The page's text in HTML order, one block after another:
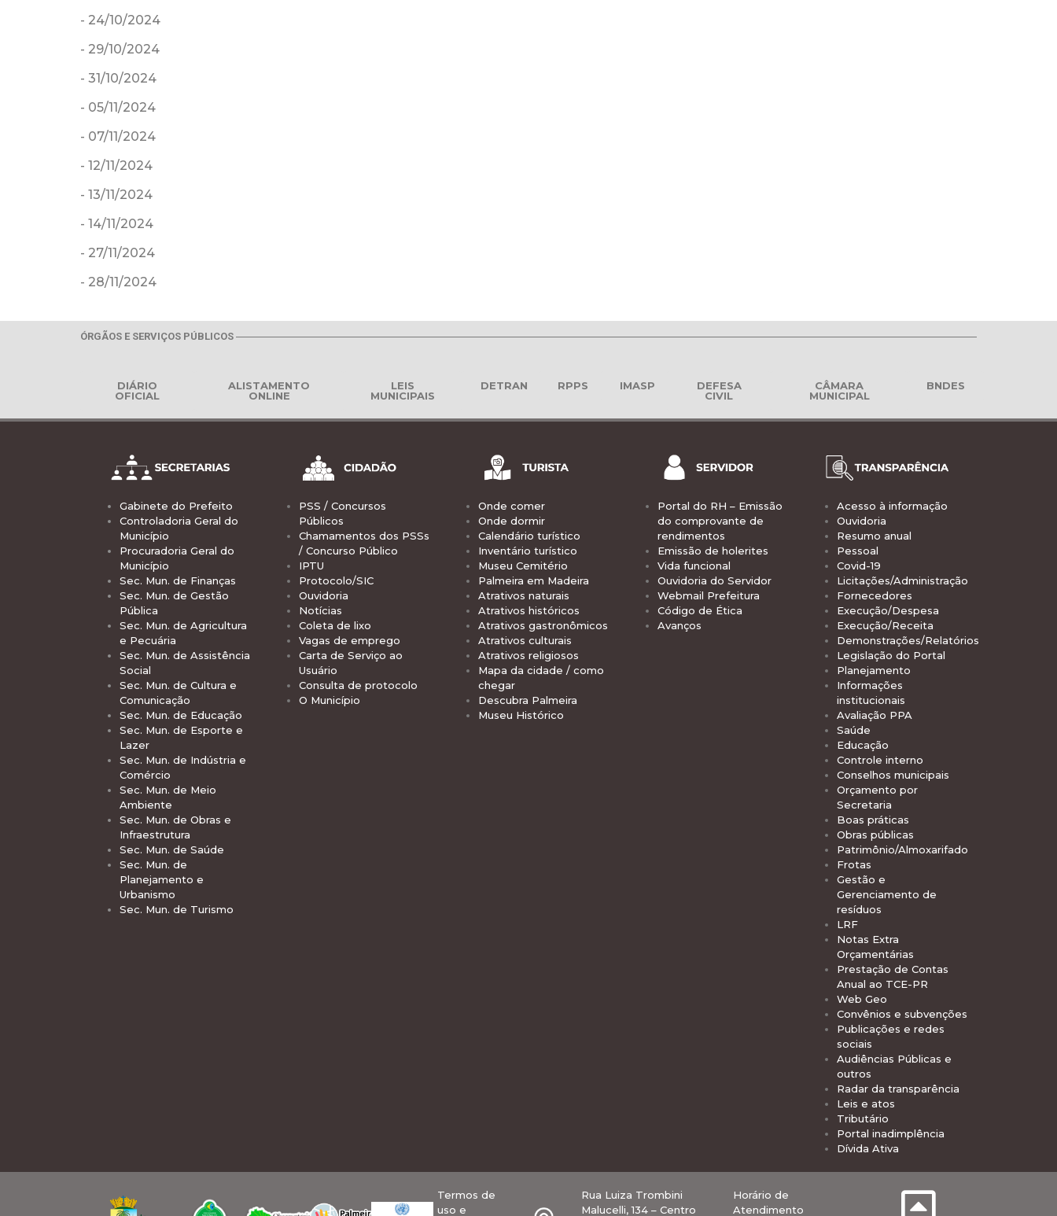
- 24/10/2024
- 29/10/2024
- 31/10/2024
- 05/11/2024
- 07/11/2024
- 12/11/2024
- 13/11/2024
- 14/11/2024
- 27/11/2024
- 28/11/2024
ÓRGÃOS E SERVIÇOS PÚBLICOS
DIÁRIO
OFICIAL
ALISTAMENTO
ONLINE
LEIS
MUNICIPAIS
DETRAN RPPS IMASP
DEFESA
CIVIL
CÂMARA
MUNICIPAL
BNDES
Gabinete do Prefeito
Controladoria Geral do
Município
Procuradoria Geral do
Município
Sec. Mun. de Finanças
Sec. Mun. de Gestão
Pública
Sec. Mun. de Agricultura
e Pecuária
Sec. Mun. de Assistência
Social
Sec. Mun. de Cultura e
Comunicação
Sec. Mun. de Educação
Sec. Mun. de Esporte e
Lazer
Sec. Mun. de Indústria e
Comércio
Sec. Mun. de Meio
Ambiente
Sec. Mun. de Obras e
Infraestrutura
Sec. Mun. de Saúde
Sec. Mun. de
Planejamento e
Urbanismo
Sec. Mun. de Turismo
PSS / Concursos
Públicos
Chamamentos dos PSSs
/ Concurso Público
IPTU
Protocolo/SIC
Ouvidoria
Notícias
Coleta de lixo
Vagas de emprego
Carta de Serviço ao
Usuário
Consulta de protocolo
O Município
Onde comer
Onde dormir
Calendário turístico
Inventário turístico
Museu Cemitério
Palmeira em Madeira
Atrativos naturais
Atrativos históricos
Atrativos gastronômicos
Atrativos culturais
Atrativos religiosos
Mapa da cidade / como
chegar
Descubra Palmeira
Museu Histórico
Portal do RH – Emissão
do comprovante de
rendimentos
Emissão de holerites
Vida funcional
Ouvidoria do Servidor
Webmail Prefeitura
Código de Ética
Avanços
Acesso à informação
Ouvidoria
Resumo anual
Pessoal
Covid-19
Licitações/Administração
Fornecedores
Execução/Despesa
Execução/Receita
Demonstrações/Relatórios
Legislação do Portal
Planejamento
Informações
institucionais
Avaliação PPA
Saúde
Educação
Controle interno
Conselhos municipais
Orçamento por
Secretaria
Boas práticas
Obras públicas
Patrimônio/Almoxarifado
Frotas
Gestão e
Gerenciamento de
resíduos
LRF
Notas Extra
Orçamentárias
Prestação de Contas
Anual ao TCE-PR
Web Geo
Convênios e subvenções
Publicações e redes
sociais
Audiências Públicas e
outros
Radar da transparência
Leis e atos
Tributário
Portal inadimplência
Dívida Ativa
Termos de
uso e
Rua Luiza Trombini
Malucelli, 134 – Centro
Horário de
Atendimento